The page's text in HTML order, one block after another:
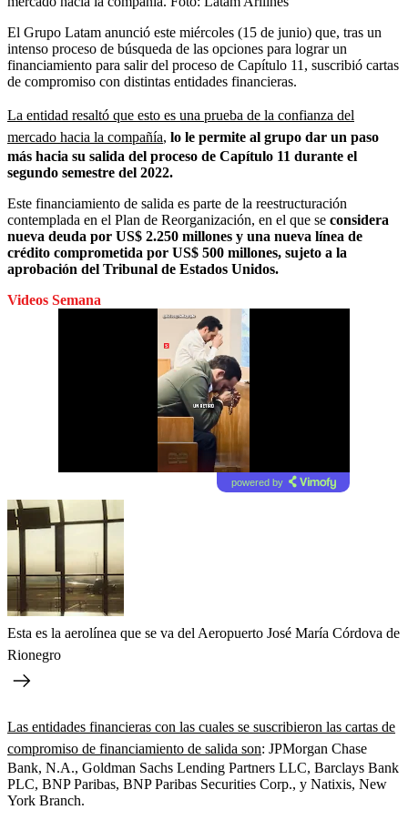
El Grupo Latam anunció este miércoles (15 de junio) que, tras un
intenso proceso de búsqueda de las opciones para lograr un
financiamiento para salir del proceso de Capítulo 11, suscribió cartas
de compromiso con distintas entidades financieras.
La entidad resaltó que esto es una prueba de la confianza del
mercado hacia la compañía, lo le permite al grupo dar un paso
más hacia su salida del proceso de Capítulo 11 durante el
segundo semestre del 2022.
Este financiamiento de salida es parte de la reestructuración
contemplada en el Plan de Reorganización, en el que se considera
nueva deuda por US$ 2.250 millones y una nueva línea de
crédito comprometida por US$ 500 millones, sujeto a la
aprobación del Tribunal de Estados Unidos.
Videos Semana
powered by
Esta es la aerolínea que se va del Aeropuerto José María Córdova de
Rionegro
Las entidades financieras con las cuales se suscribieron las cartas de
compromiso de financiamiento de salida son: JPMorgan Chase
Bank, N.A., Goldman Sachs Lending Partners LLC, Barclays Bank
PLC, BNP Paribas, BNP Paribas Securities Corp., y Natixis, New
York Branch.